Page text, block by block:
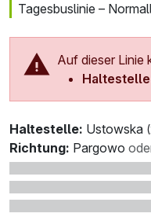
Tagesbuslinie –
Auf dieser Linie
Haltestelle: Ustowska
Richtung: Pargowo